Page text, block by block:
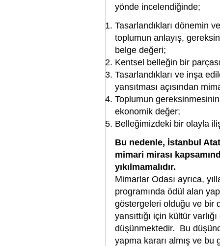
yönde incelendiğinde;
Tasarlandıkları dönemin
toplumun anlayış,
belge değeri;
Kentsel belleğin bir
Tasarlandıkları ve inşa
yansıtması açısından
Toplumun
ekonomik değer;
Belleğimizdeki bir olayla
Bu nedenle, İstanbul
mimari mirası
yıkılmamalıdır.
Mimarlar Odası ayrıca,
programında ödül alan
göstergeleri olduğu ve bir
yansıttığı için kültür
düşünmektedir. Bu
yapma kararı almış ve bu